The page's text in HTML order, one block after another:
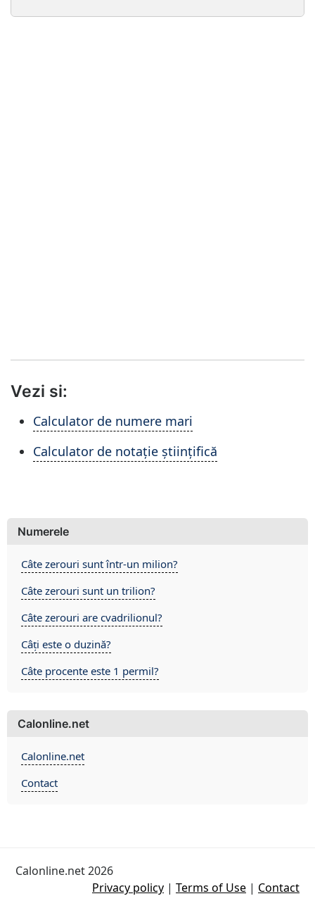
Vezi si:
Calculator de numere mari
Calculator de notație științifică
Numerele
Câte zerouri sunt într-un milion?
Câte zerouri sunt un trilion?
Câte zerouri are cvadrilionul?
Câți este o duzină?
Câte procente este 1 permil?
Calonline.net
Calonline.net
Contact
Calonline.net 2026
Privacy policy | Terms of Use | Contact